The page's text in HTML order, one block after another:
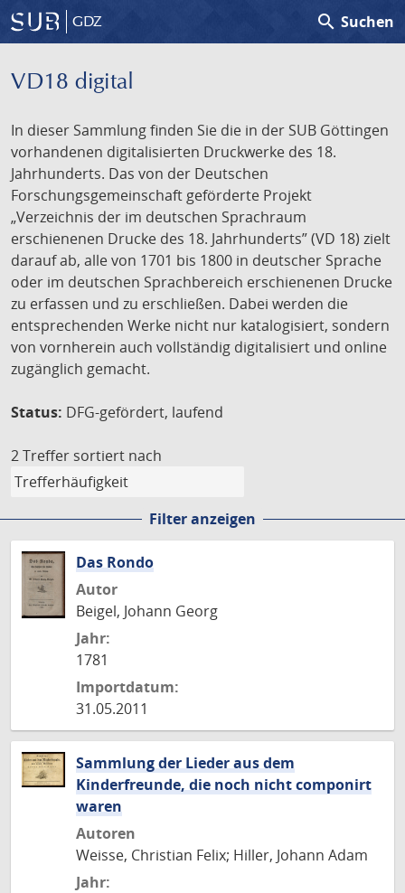
GDZ search Suchen
VD18 digital
In dieser Sammlung finden Sie die in der SUB Göttingen
vorhandenen digitalisierten Druckwerke des 18.
Jahrhunderts. Das von der Deutschen
Forschungsgemeinschaft geförderte Projekt
„Verzeichnis der im deutschen Sprachraum
erschienenen Drucke des 18. Jahrhunderts” (VD 18) zielt
darauf ab, alle von 1701 bis 1800 in deutscher Sprache
oder im deutschen Sprachbereich erschienenen Drucke
zu erfassen und zu erschließen. Dabei werden die
entsprechenden Werke nicht nur katalogisiert, sondern
von vornherein auch vollständig digitalisiert und online
zugänglich gemacht.
Status: DFG-gefördert, laufend
2 Treffer sortiert nach
Filter anzeigen
Das Rondo
Autor
Beigel, Johann Georg
Jahr:
1781
Importdatum:
31.05.2011
Sammlung der Lieder aus dem
Kinderfreunde, die noch nicht componirt
waren
Autoren
Weisse, Christian Felix; Hiller, Johann Adam
Jahr: